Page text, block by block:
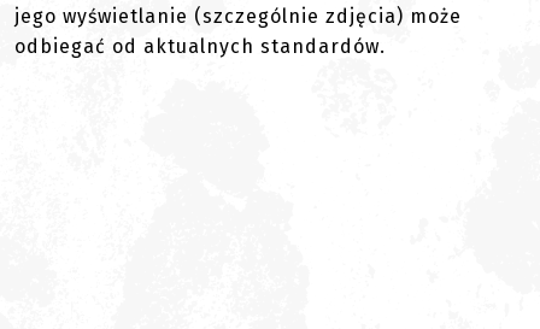
jego wyświetlanie (szczególnie zdjęcia) może
odbiegać od aktualnych standardów.